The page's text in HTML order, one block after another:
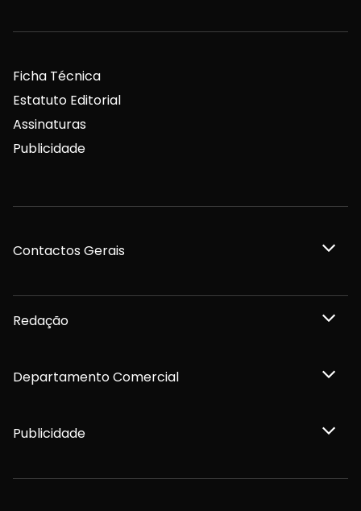
Ficha Técnica
Estatuto Editorial
Assinaturas
Publicidade
Contactos Gerais
Redação
Departamento Comercial
Publicidade